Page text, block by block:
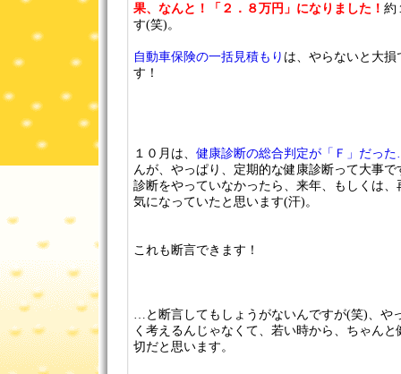
果、なんと！「２．８万円」になりました！ 約
す(笑)。
自動車保険の一括見積もり は、やらないと大
す！
１０月は、 健康診断の総合判定が「Ｆ」だっ
んが、やっぱり、定期的な健康診断って大事
診断をやっていなかったら、来年、もしくは
気になっていたと思います(汗)。
これも断言できます！
…と断言してもしょうがないんですが(笑)、や
く考えるんじゃなくて、若い時から、ちゃん
切だと思います。